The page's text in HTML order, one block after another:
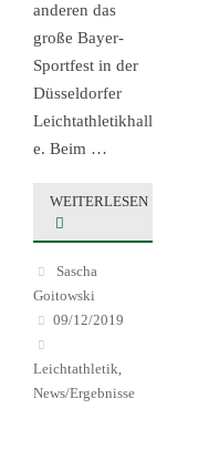
anderen das
große Bayer-
Sportfest in der
Düsseldorfer
Leichtathletikhall
e. Beim …
WEITERLESEN
Sascha
Goitowski
09/12/2019
Leichtathletik,
News/Ergebnisse